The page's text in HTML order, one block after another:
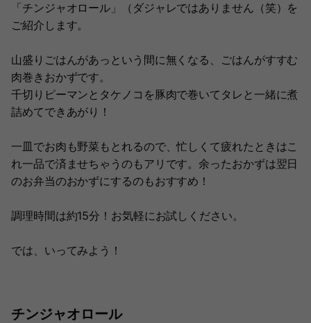
「チンジャオロール」（ダジャレではありません（笑）を
ご紹介します。
山盛りごはんがあっという間に無くなる、ごはんがすすむ
肉巻きおかずです。
千切りピーマンとタケノコを豚肉で巻いてタレと一緒に煮
詰めてできあがり！
一皿でお肉も野菜もとれるので、忙しくて疲れたときはこ
れ一品で済ませちゃうのもアリです。余ったおかずは翌日
のお弁当のおかずにするのもおすすめ！
調理時間は約15分！お気軽にお試しください。
では、いってみよう！
チンジャオロール